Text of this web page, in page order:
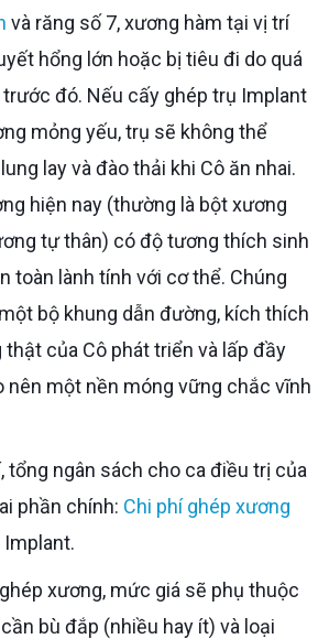
và răng số 7, xương hàm tại vị trí
hổng lớn hoặc bị tiêu đi do quá
đó. Nếu cấy ghép trụ Implant
mỏng yếu, trụ sẽ không thể
lay và đào thải khi Cô ăn nhai.
hiện nay (thường là bột xương
tự thân) có độ tương thích sinh
toàn lành tính với cơ thể. Chúng
bộ khung dẫn đường, kích thích
của Cô phát triển và lấp đầy
nên một nền móng vững chắc vĩnh
phần chính: Chi phí ghép xương
bù đắp (nhiều hay ít) và loại